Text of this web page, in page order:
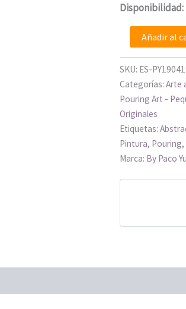
Disponibilidad:
Añadir al
SKU: ES-
Categorías:Arte
Pouring Art -
Originales
Etiquetas:
Pintura, Pouring,
Marca: By Paco